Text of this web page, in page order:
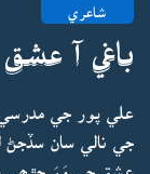
شاعري
باغي آ عشق
علي پور جي
جي نالي سان
عشق جي وَرَ چڙھي